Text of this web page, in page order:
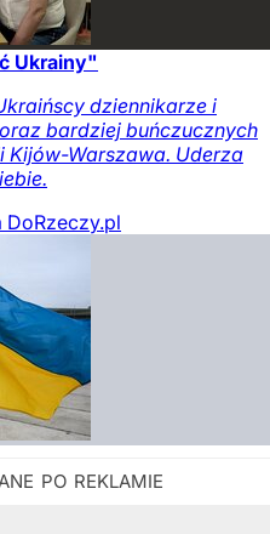
Ukrainy"
dziennikarze i
bardziej buńczucznych
Kijów-Warszawa. Uderza
DoRzeczy.pl